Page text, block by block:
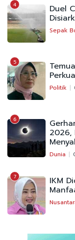
4 Duel
Sepak
5
Politik
6
2026,
Dunia
7 IKM